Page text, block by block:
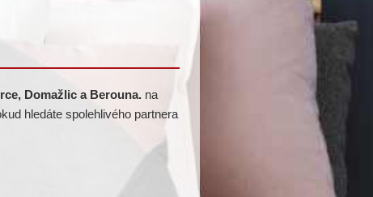
Domažlic a Berouna. na
hledáte spolehlivého partnera